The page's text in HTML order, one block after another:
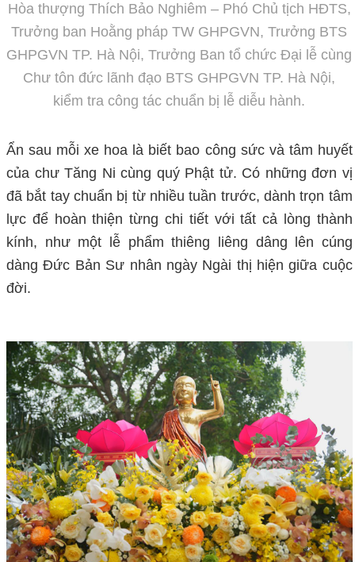
Hòa thượng Thích Bảo Nghiêm – Phó Chủ tịch HĐTS,
Trưởng ban Hoằng pháp TW GHPGVN, Trưởng BTS
GHPGVN TP. Hà Nội, Trưởng Ban tổ chức Đại lễ cùng
Chư tôn đức lãnh đạo BTS GHPGVN TP. Hà Nội,
kiểm tra công tác chuẩn bị lễ diễu hành.
Ẩn sau mỗi xe hoa là biết bao công sức và tâm huyết
của chư Tăng Ni cùng quý Phật tử. Có những đơn vị
đã bắt tay chuẩn bị từ nhiều tuần trước, dành trọn tâm
lực để hoàn thiện từng chi tiết với tất cả lòng thành
kính, như một lễ phẩm thiêng liêng dâng lên cúng
dàng Đức Bản Sư nhân ngày Ngài thị hiện giữa cuộc
đời.